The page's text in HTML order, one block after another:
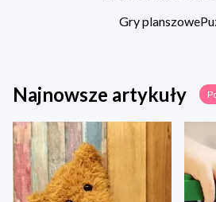
Gry planszowe
Najnowsze artykuły